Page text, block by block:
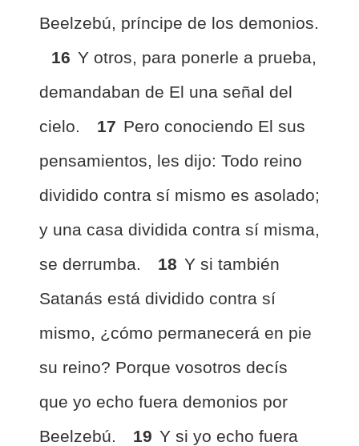
Beelzebú, príncipe de los demonios.
16 Y otros, para ponerle a prueba,
demandaban de El una señal del
cielo.
17 Pero conociendo El sus
pensamientos, les dijo: Todo reino
dividido contra sí mismo es asolado;
y una casa dividida contra sí misma,
se derrumba.
18 Y si también
Satanás está dividido contra sí
mismo, ¿cómo permanecerá en pie
su reino? Porque vosotros decís
que yo echo fuera demonios por
Beelzebú.
19 Y si yo echo fuera